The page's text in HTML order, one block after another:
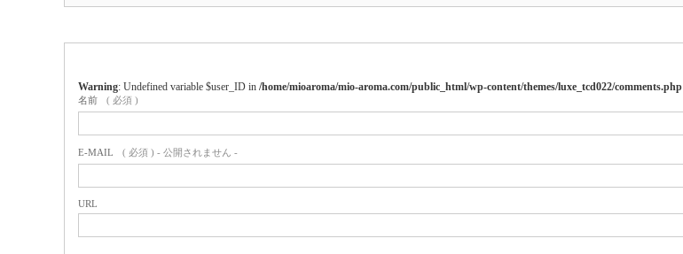
Warning : Undefined variable $user_ID in /home/mioaroma/mio-aroma.com/public_html/wp-content/themes/luxe_tcd022/comments.php
名前 ( 必須 )
E-MAIL ( 必須 ) - 公開されません -
URL